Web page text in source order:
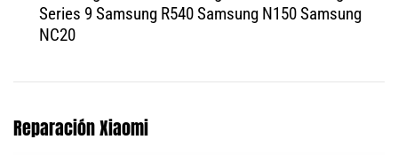
Series 9 Samsung R540 Samsung N150 Samsung
NC20
Reparación Xiaomi